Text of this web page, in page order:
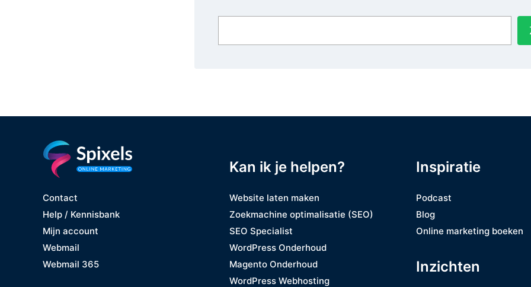
Contact
Help / Kennisbank
Mijn account
Webmail
Webmail 365
Kan ik je helpen?
Website laten maken
Zoekmachine optimalisatie (SEO)
SEO Specialist
WordPress Onderhoud
Magento Onderhoud
WordPress Webhosting
Inspiratie
Podcast
Blog
Online marketing boeken
Inzichten